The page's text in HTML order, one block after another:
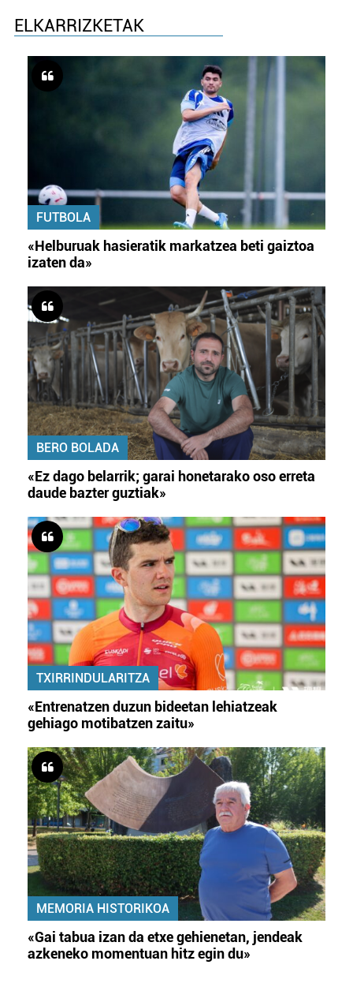
ELKARRIZKETAK
FUTBOLA
«Helburuak hasieratik markatzea beti gaiztoa
izaten da»
BERO BOLADA
«Ez dago belarrik; garai honetarako oso erreta
daude bazter guztiak»
TXIRRINDULARITZA
«Entrenatzen duzun bideetan lehiatzeak
gehiago motibatzen zaitu»
MEMORIA HISTORIKOA
«Gai tabua izan da etxe gehienetan, jendeak
azkeneko momentuan hitz egin du»